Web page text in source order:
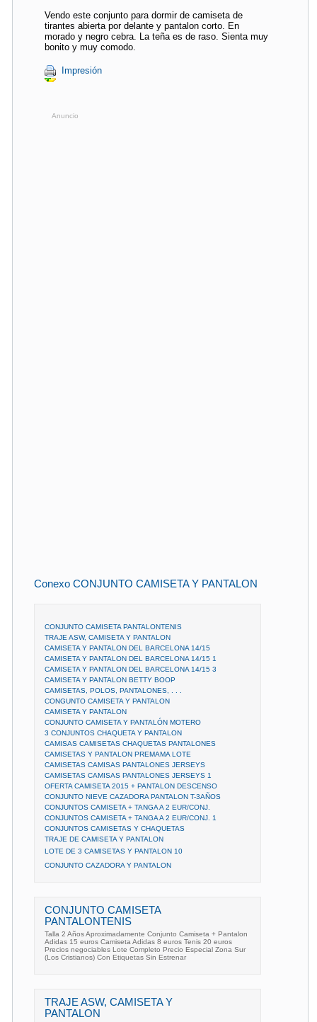
Vendo este conjunto para dormir de camiseta de
tirantes abierta por delante y pantalon corto. En
morado y negro cebra. La teña es de raso. Sienta muy
bonito y muy comodo.
Impresión
Anuncio
Conexo CONJUNTO CAMISETA Y PANTALON
CONJUNTO CAMISETA PANTALONTENIS
TRAJE ASW, CAMISETA Y PANTALON
CAMISETA Y PANTALON DEL BARCELONA 14/15
CAMISETA Y PANTALON DEL BARCELONA 14/15 1
CAMISETA Y PANTALON DEL BARCELONA 14/15 3
CAMISETA Y PANTALON BETTY BOOP
CAMISETAS, POLOS, PANTALONES, . . .
CONGUNTO CAMISETA Y PANTALON
CAMISETA Y PANTALON
CONJUNTO CAMISETA Y PANTALÓN MOTERO
3 CONJUNTOS CHAQUETA Y PANTALON
CAMISAS CAMISETAS CHAQUETAS PANTALONES
CAMISETAS Y PANTALON PREMAMA LOTE
CAMISETAS CAMISAS PANTALONES JERSEYS
CAMISETAS CAMISAS PANTALONES JERSEYS 1
OFERTA CAMISETA 2015 + PANTALON DESCENSO
CONJUNTO NIEVE CAZADORA PANTALON T-3AÑOS
CONJUNTOS CAMISETA + TANGA A 2 EUR/CONJ.
CONJUNTOS CAMISETA + TANGA A 2 EUR/CONJ. 1
CONJUNTOS CAMISETAS Y CHAQUETAS
TRAJE DE CAMISETA Y PANTALON
LOTE DE 3 CAMISETAS Y PANTALON 10 
CONJUNTO CAZADORA Y PANTALON
CONJUNTO CAMISETA
PANTALONTENIS
Talla 2 Años Aproximadamente Conjunto Camiseta + Pantalon
Adidas 15 euros Camiseta Adidas 8 euros Tenis 20 euros
Precios negociables Lote Completo Precio Especial Zona Sur
(Los Cristianos) Con Etiquetas Sin Estrenar
TRAJE ASW, CAMISETA Y
PANTALON